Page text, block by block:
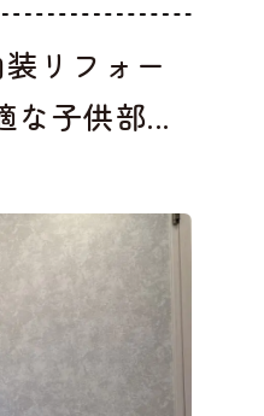
リフォー
な子供部...